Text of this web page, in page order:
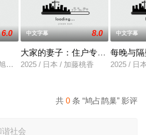
6.0
和敏珠，车旭向职场后辈龙宇夫妇建议
中文字幕 8.0
大家的妻子：住户专用洞口
2025 / 日本 / 加藤桃香
中文字幕
每晚与
2025 / 日
共0 条 “鸠占鹊巢” 影评